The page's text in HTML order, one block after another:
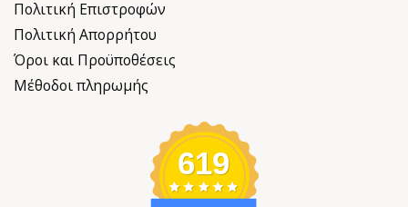
Πολιτική Επιστροφών
Πολιτική Απορρήτου
Όροι και Προϋποθέσεις
Μέθοδοι πληρωμής
619